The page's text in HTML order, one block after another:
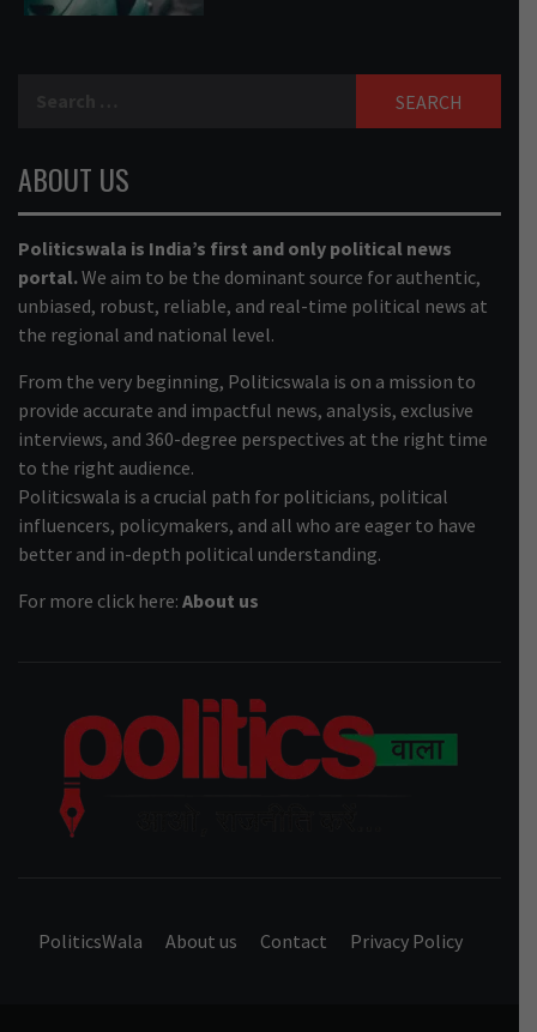
ABOUT US
Politicswala is India’s first and only political news
portal.We aim to be the dominant source for authentic,
unbiased, robust, reliable, and real-time political news at
the regional and national level.
From the very beginning, Politicswala is on a mission to
provide accurate and impactful news, analysis, exclusive
interviews, and 360-degree perspectives at the right time
to the right audience.
Politicswala is a crucial path for politicians, political
influencers, policymakers, and all who are eager to have
better and in-depth political understanding.
For more click here: About us
PoliticsWala About us Contact Privacy Policy